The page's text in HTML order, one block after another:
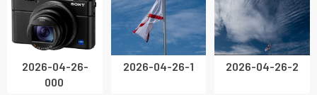
2026-04-26-
000
2026-04-26-1 2026-04-26-2